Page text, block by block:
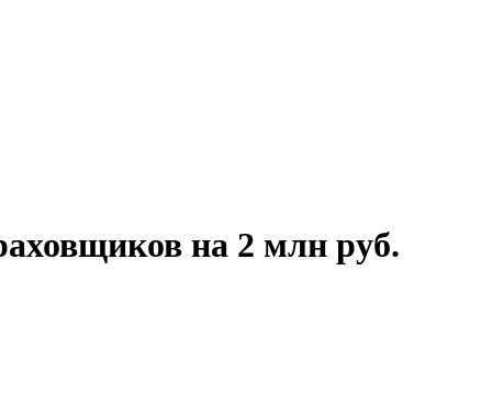
на 2 млн руб.